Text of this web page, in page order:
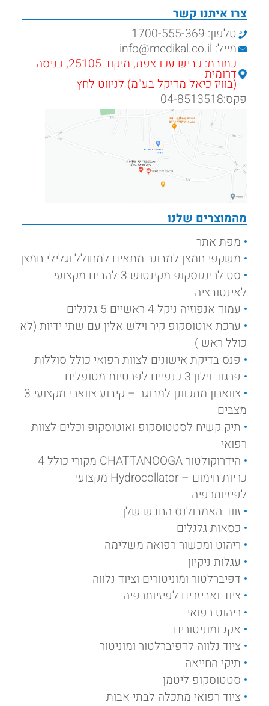
מהמוצרים שלנו
מפת אתר
משקפי חמצן למבוגר מתאים למחולל וגלילי חמצן
סט לרינגוסקופ מקינטוש 3 להבים מקצועי
לאינטובציה
עמוד אנפוזיה ניקל 4 ראשיים 5 גלגלים
ערכת אוטוסקופ קיר וילש אלין עם שתי ידיות (לא
כולל ראש )
פנס בדיקת אישונים לצוות רפואי כולל סוללות
פרגוד וילון 3 כנפיים לפרטיות מטופלים
צווארון מתכוונן למבוגר – קיבוע צווארי מקצועי 3
מצבים
תיק קשיח לסטטוסקופ ואוטוסקופ וכלים לצוות
רפואי
הידרוקולטור CHATTANOOGA מקורי כולל 4
כריות חימום – Hydrocollator מקצועי
לפיזיותרפיה
זווד האמבולנס החדש שלך
כסאות גלגלים
ריהוט ומכשור רפואה משלימה
עגלות ניקיון
דפיברלטור ומוניטורים וציוד נלווה
ציוד ואביזרים לפיזיותרפיה
ריהוט רפואי
אקג ומוניטורים
ציוד נלווה לדפיברלטור ומוניטור
תיקי החייאה
סטטוסקופ ליטמן
ציוד רפואי מתכלה לבתי אבות
צרו איתנו קשר
טלפון: 1700-555-369
מייל: info@medikal.co.il
כתובת: כביש עכו צפת, מיקוד 25105, כניסה
דרומית
(בוויז כיאל מדיקל בע"מ) לניווט לחץ
פקס:04-8513518